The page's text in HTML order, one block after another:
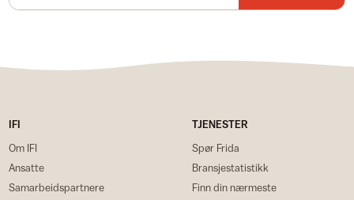
IFI
Om IFI
Ansatte
Samarbeidspartnere
TJENESTER
Spør Frida
Bransjestatistikk
Finn din nærmeste